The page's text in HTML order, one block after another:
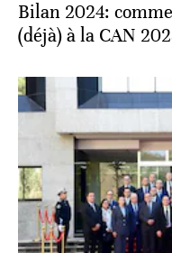
Bilan 2024:
(déjà) à la CAN